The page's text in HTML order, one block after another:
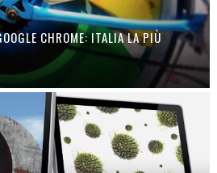
CHROME: ITALIA LA PIÙ